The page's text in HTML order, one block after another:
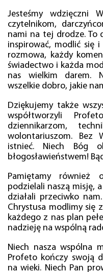
Jesteśmy wdzięczni
czytelnikom,
nami na tej drodze. To
inspirować, modlić się i
rozmowa, każdy
świadectwo i każda
nas wielkim darem.
wszelkie dobro, jakie
Dziękujemy także
współtworzyli
dziennikarzom,
wolontariuszom. Bez
istnieć. Niech Bóg
błogosławieństwem!
Pamiętamy
podzielali naszą misję,
działali przeciwko
Chrystusa modlimy się
każdego z nas plan
nadzieję na wspólną
Niech nasza wspólna
Profeto kończy swoją
na wieki. Niech Pan